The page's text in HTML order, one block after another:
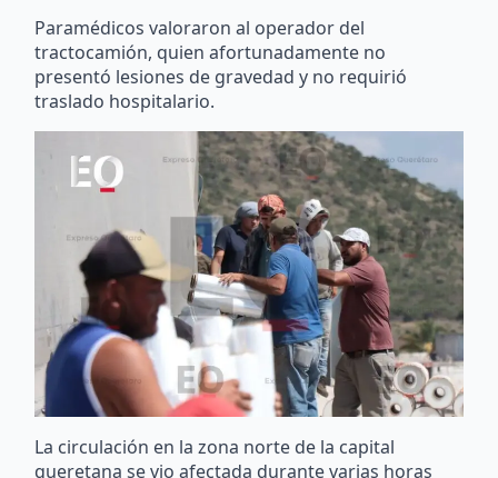
Paramédicos valoraron al operador del
tractocamión, quien afortunadamente no
presentó lesiones de gravedad y no requirió
traslado hospitalario.
La circulación en la zona norte de la capital
queretana se vio afectada durante varias horas